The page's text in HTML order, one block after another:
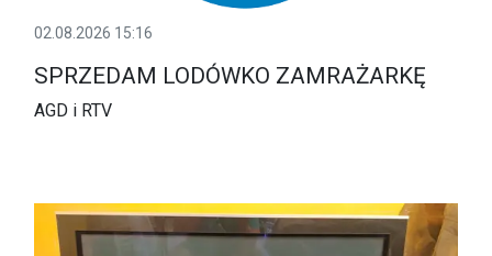
02.08.2026 15:16
SPRZEDAM LODÓWKO ZAMRAŻARKĘ
AGD i RTV